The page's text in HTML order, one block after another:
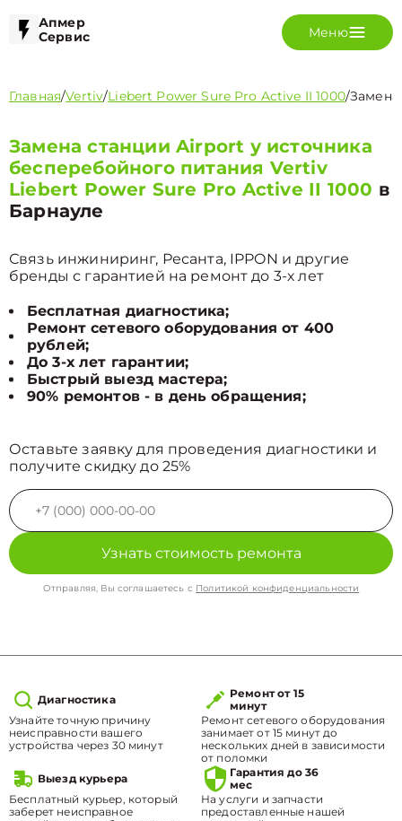
Апмер
Сервис
Меню
Главная/Vertiv/Liebert Power Sure Pro Active II 1000/
Замена станции Airport у источника
бесперебойного питания Vertiv
Liebert Power Sure Pro Active II 1000 в
Барнауле
Связь инжиниринг, Ресанта, IPPON и другие
бренды с гарантией на ремонт до 3-х лет
Бесплатная диагностика;
Ремонт сетевого оборудования от 400
рублей;
До 3-х лет гарантии;
Быстрый выезд мастера;
90% ремонтов - в день обращения;
Оставьте заявку для проведения диагностики и
получите скидку до 25%
Узнать стоимость ремонта
Отправляя, Вы соглашаетесь с Политикой конфиденциальности
Диагностика
Узнайте точную причину
неисправности вашего
устройства через 30 минут
Ремонт от 15
минут
Ремонт сетевого оборудования
занимает от 15 минут до
нескольких дней в зависимости
от поломки
Выезд курьера
Бесплатный курьер, который
заберет неисправное
Гарантия до 36
мес
На услуги и запчасти
предоставленные нашей